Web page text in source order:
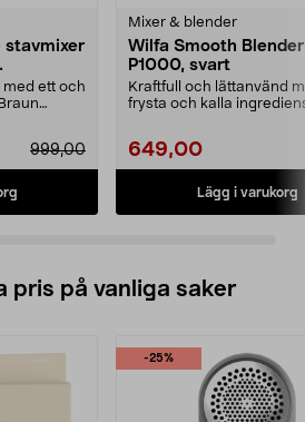
stavmixer
med ett och
999,00
Mixer & blender
Wilfa Smooth
P1000, svart
Kraftfull och lättanvänd
frysta och kalla
649,00
Lägg i varukorg
pris på vanliga saker
-25%